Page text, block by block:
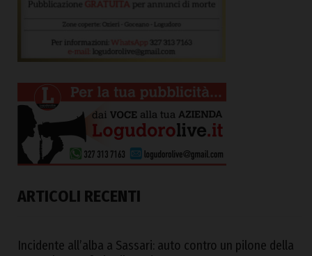
ARTICOLI RECENTI
Incidente all’alba a Sassari: auto contro un pilone della